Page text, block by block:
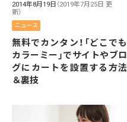
2014年8月19日 （2019年7月25日 更
新）
ニュース
無料でカンタン！「どこでも
カラーミー」でサイトやブロ
グにカートを設置する方法
＆裏技